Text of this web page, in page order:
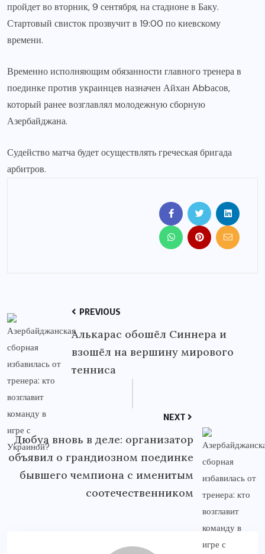
пройдет во вторник, 9 сентября, на стадионе в Баку.
Стартовый свисток прозвучит в 19:00 по киевскому
времени.
Временно исполняющим обязанности главного тренера в
поединке против украинцев назначен Айхан Abbасов,
который ранее возглавлял молодежную сборную
Азербайджана.
Судейство матча будет осуществлять греческая бригада
арбитров.
PREVIOUS
Алькарас обошёл Синнера и
взошёл на вершину мирового
тенниса
NEXT
Дюбуа вновь в деле: организатор
объявил о грандиозном поединке
бывшего чемпиона с именитым
соотечественником